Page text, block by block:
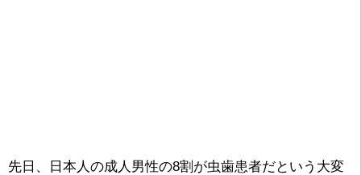
先日、日本人の成人男性の8割が虫歯患者だという大変